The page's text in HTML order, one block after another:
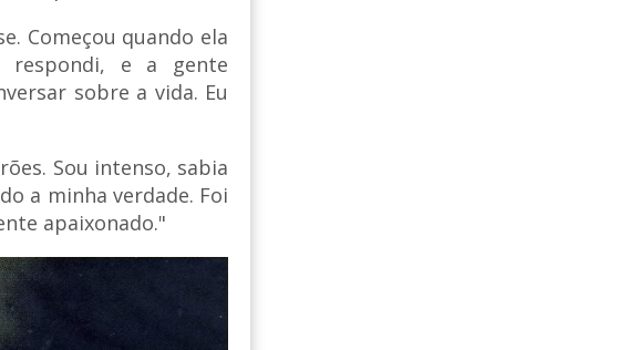
Começou quando ela
respondi, e a gente
sobre a vida. Eu
Sou intenso, sabia
a minha verdade. Foi
apaixonado."